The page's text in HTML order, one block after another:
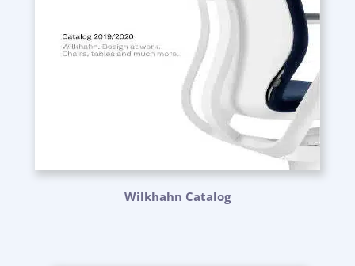
Wilkhahn Catalog